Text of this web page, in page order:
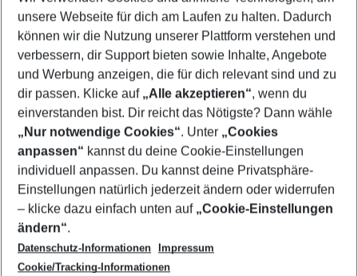
Urlaub Großbritannien
Familienurlaub Großbritannien
Last Minute Großbritannien
Footer
Footer navigation
Über uns
AGB
Bestpreisgarantie
Cookie-Einstellungen ändern
Agenturbetreuung
Barrierefreies Reisen
Folge uns
unsere Webseite für dich am Laufen zu halten. Dadurch
können wir die Nutzung unserer Plattform verstehen und
verbessern, dir Support bieten sowie Inhalte, Angebote
und Werbung anzeigen, die für dich relevant sind und zu
dir passen. Klicke auf „Alle akzeptieren“, wenn du
einverstanden bist. Dir reicht das Nötigste? Dann wähle
„Nur notwendige Cookies“. Unter „Cookies
anpassen“ kannst du deine Cookie-Einstellungen
individuell anpassen. Du kannst deine Privatsphäre-
Einstellungen natürlich jederzeit ändern oder widerrufen
– klicke dazu einfach unten auf „Cookie-Einstellungen
ändern“.
Datenschutz-Informationen
Impressum
Cookie/Tracking-Informationen